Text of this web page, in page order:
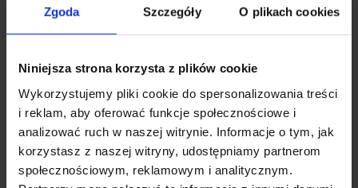
Zgoda Szczegóły O plikach cookies
Niniejsza strona korzysta z plików cookie
Wykorzystujemy pliki cookie do spersonalizowania treści
i reklam, aby oferować funkcje społecznościowe i
analizować ruch w naszej witrynie. Informacje o tym, jak
korzystasz z naszej witryny, udostępniamy partnerom
społecznościowym, reklamowym i analitycznym.
zawodników. Stawiamy na wyposażenie, które
pomaga rozwijać technikę i precyzję. Ułatwia też
pracę nad szybką reakcją pod bramką. Dobrze dobrane
modele wspierają organizację zajęć przez cały rok.
Bramki treningowe do intensywnej pracy na
boisku
Regularny trening wymaga sprzętu, który zachowuje
stabilność i wspiera powtarzalną pracę na boisku.